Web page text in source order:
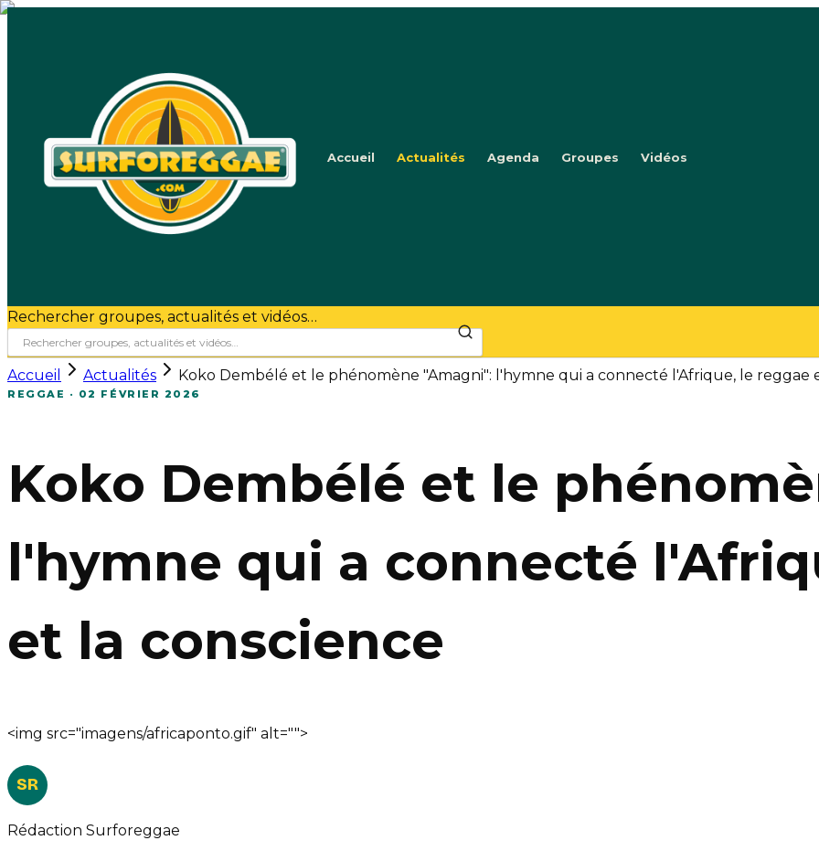
Accueil Actualités Agenda Groupes Vidéos
Rechercher groupes, actualités et vidéos…
Accueil Actualités Koko Dembélé et le phénomène "Amagni": l'hymne qui a connecté l'Afrique, le reggae
REGGAE · 02 FÉVRIER 2026
Koko Dembélé et le
l'hymne qui a connecté
et la conscience
<img src="imagens/africaponto.gif" alt="">
SR
Rédaction Surforeggae